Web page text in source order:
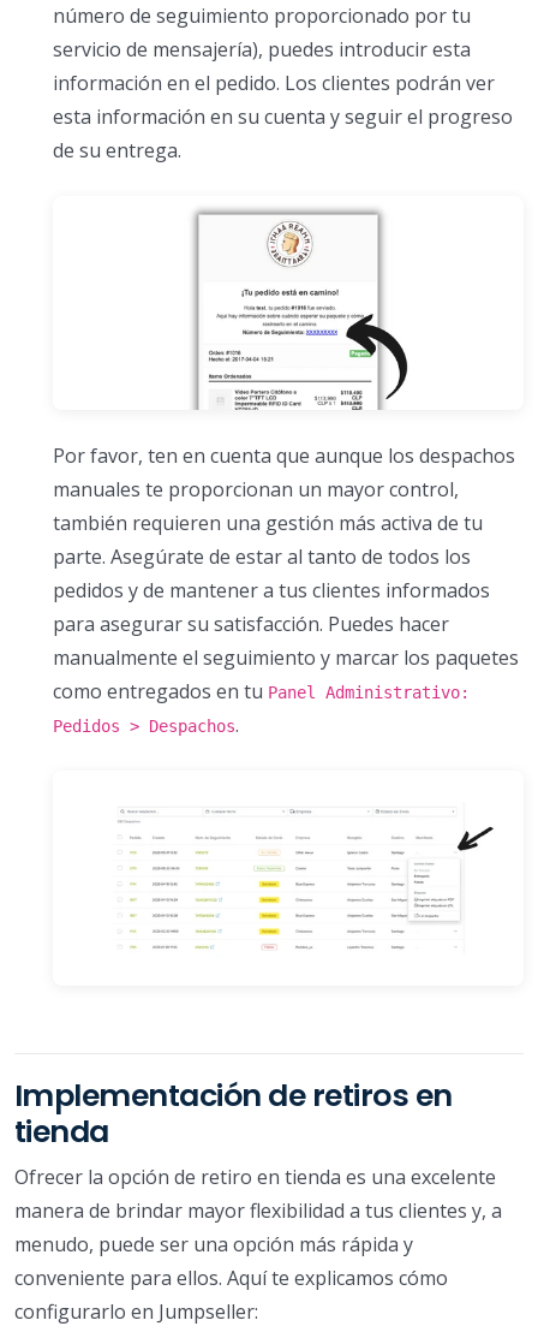
número de seguimiento proporcionado por tu
servicio de mensajería), puedes introducir esta
información en el pedido. Los clientes podrán ver
esta información en su cuenta y seguir el progreso
de su entrega.
Por favor, ten en cuenta que aunque los despachos
manuales te proporcionan un mayor control,
también requieren una gestión más activa de tu
parte. Asegúrate de estar al tanto de todos los
pedidos y de mantener a tus clientes informados
para asegurar su satisfacción. Puedes hacer
manualmente el seguimiento y marcar los paquetes
como entregados en tu Panel Administrativo:
Pedidos > Despachos.
Implementación de retiros en
tienda
Ofrecer la opción de retiro en tienda es una excelente
manera de brindar mayor flexibilidad a tus clientes y, a
menudo, puede ser una opción más rápida y
conveniente para ellos. Aquí te explicamos cómo
configurarlo en Jumpseller: